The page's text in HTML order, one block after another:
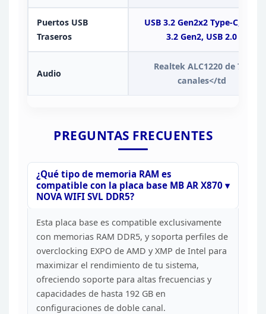
Puertos USB
Traseros
USB 3.2 Gen2x2 Type-C, USB
3.2 Gen2, USB 2.0
Audio
Realtek ALC1220 de 7.1
canales</td
PREGUNTAS FRECUENTES
¿Qué tipo de memoria RAM es
compatible con la placa base MB AR X870
NOVA WIFI SVL DDR5?
Esta placa base es compatible exclusivamente
con memorias RAM DDR5, y soporta perfiles de
overclocking EXPO de AMD y XMP de Intel para
maximizar el rendimiento de tu sistema,
ofreciendo soporte para altas frecuencias y
capacidades de hasta 192 GB en
configuraciones de doble canal.